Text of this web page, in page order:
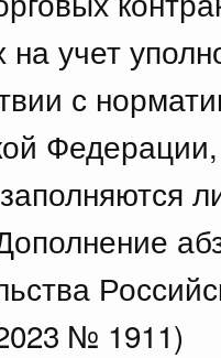
на учет
с
№ 1911)